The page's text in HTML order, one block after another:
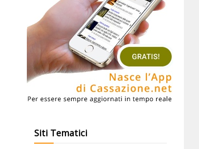
Siti Tematici